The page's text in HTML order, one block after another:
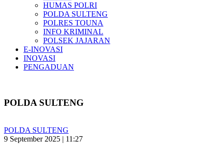
HUMAS POLRI
POLDA SULTENG
POLRES TOUNA
INFO KRIMINAL
POLSEK JAJARAN
E-INOVASI
INOVASI
PENGADUAN
POLDA SULTENG
POLDA SULTENG
9 September 2025 | 11:27